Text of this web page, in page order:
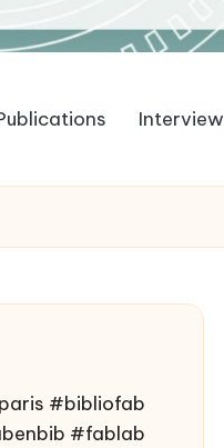
Interview
#bibliofab
#fablab